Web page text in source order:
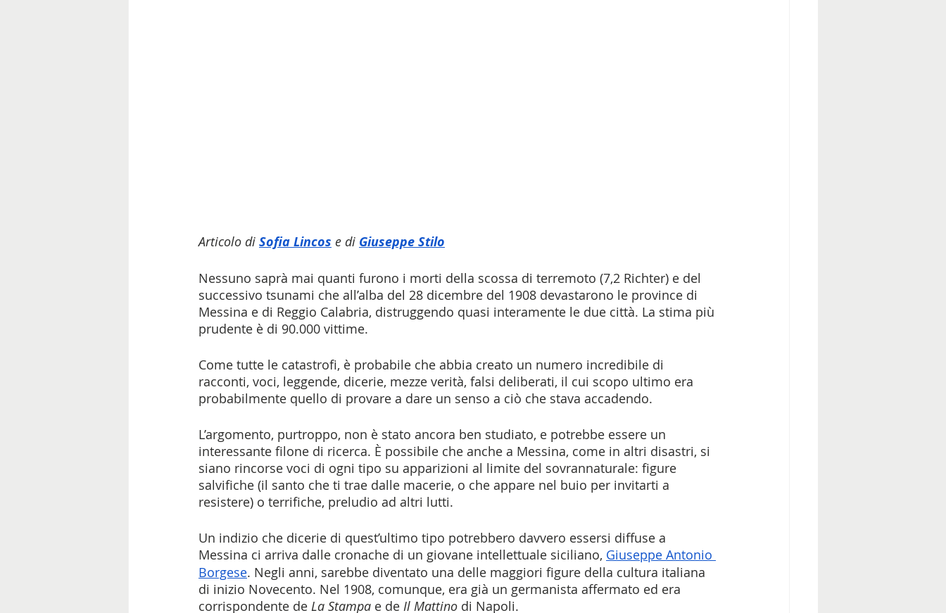
Articolo di Sofia Lincos e di Giuseppe Stilo
Nessuno saprà mai quanti furono i morti della scossa di terremoto (7,2 Richter) e del
successivo tsunami che all’alba del 28 dicembre del 1908 devastarono le province di
Messina e di Reggio Calabria, distruggendo quasi interamente le due città. La stima più
prudente è di 90.000 vittime.
Come tutte le catastrofi, è probabile che abbia creato un numero incredibile di
racconti, voci, leggende, dicerie, mezze verità, falsi deliberati, il cui scopo ultimo era
probabilmente quello di provare a dare un senso a ciò che stava accadendo.
L’argomento, purtroppo, non è stato ancora ben studiato, e potrebbe essere un
interessante filone di ricerca. È possibile che anche a Messina, come in altri disastri, si
siano rincorse voci di ogni tipo su apparizioni al limite del sovrannaturale: figure
salvifiche (il santo che ti trae dalle macerie, o che appare nel buio per invitarti a
resistere) o terrifiche, preludio ad altri lutti.
Un indizio che dicerie di quest’ultimo tipo potrebbero davvero essersi diffuse a
Messina ci arriva dalle cronache di un giovane intellettuale siciliano, Giuseppe Antonio
Borgese. Negli anni, sarebbe diventato una delle maggiori figure della cultura italiana
di inizio Novecento. Nel 1908, comunque, era già un germanista affermato ed era
corrispondente de La Stampa e de Il Mattino di Napoli.